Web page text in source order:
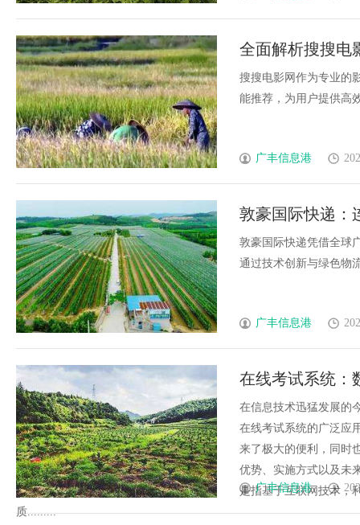
全面解析搜搜电
台
搜搜电影网作为专业的
能推荐，为用户提供高
广丰信息港
敦豪国际快递：
敦豪国际快递凭借全球
通过技术创新与绿色物
广丰信息港
在线考试系统：
在信息技术迅猛发展的
在线考试系统的广泛应
来了极大的便利，同时
优势、实施方式以及未
是指基于互联网技术，
质.........
广丰信息港